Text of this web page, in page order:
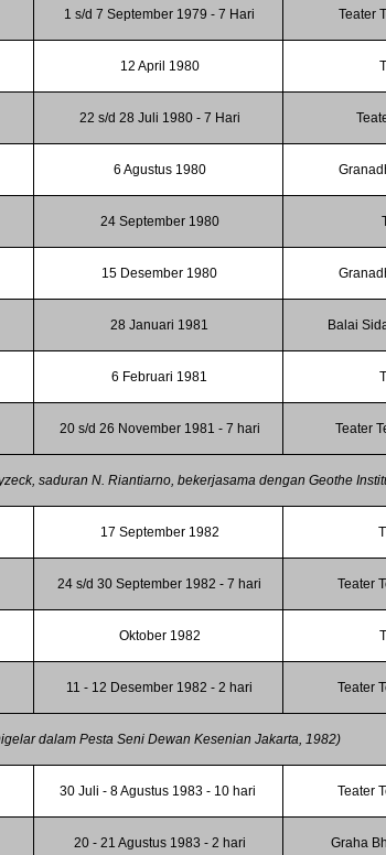
1 s/d 7 September 1979 - 7 Hari Teater
12 April 1980
22 s/d 28 Juli 1980 - 7 Hari
6 Agustus 1980
24 September 1980
15 Desember 1980
28 Januari 1981 Balai
6 Februari 1981
20 s/d 26 November 1981 - 7 hari Teater
saduran N. Riantiarno, bekerjasama dengan Geothe
17 September 1982
24 s/d 30 September 1982 - 7 hari Teater
Oktober 1982
11 - 12 Desember 1982 - 2 hari Teater
dalam Pesta Seni Dewan Kesenian Jakarta, 1982)
30 Juli - 8 Agustus 1983 - 10 hari Teater
20 - 21 Agustus 1983 - 2 hari Graha